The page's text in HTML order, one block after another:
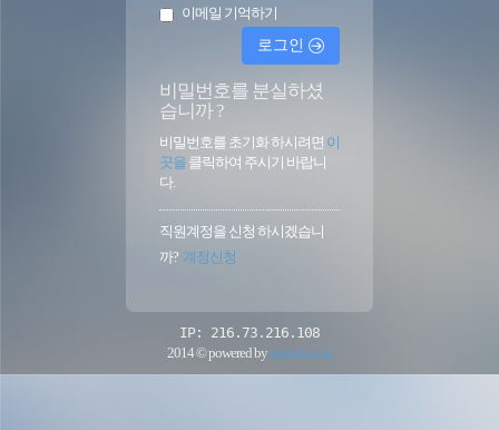
이메일 기억하기
로그인
비밀번호를 분실하셨
습니까 ?
비밀번호를 초기화 하시려면 이
곳을 클릭하여 주시기 바랍니
다.
직원계정을 신청 하시겠습니
까? 계정신청
IP: 216.73.216.108
2014 © powered by realsoft.co.kr